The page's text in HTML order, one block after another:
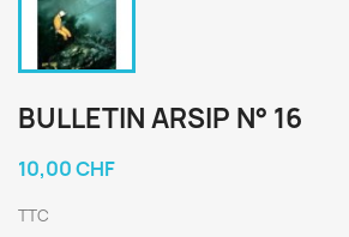
BULLETIN ARSIP N° 16
10,00 CHF
TTC